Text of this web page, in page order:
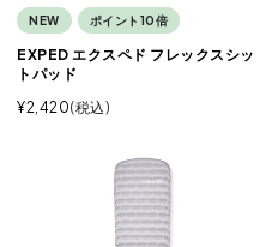
NEW ポイント10倍
EXPED エクスペド フレックスシッ
トパッド
¥2,420 税込